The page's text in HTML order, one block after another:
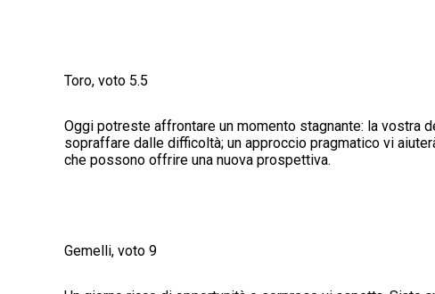
Toro, voto 5.5
Oggi potreste affrontare un momento stagnante: la vostra
sopraffare dalle difficoltà; un approccio pragmatico vi
che possono offrire una nuova prospettiva.
Gemelli, voto 9